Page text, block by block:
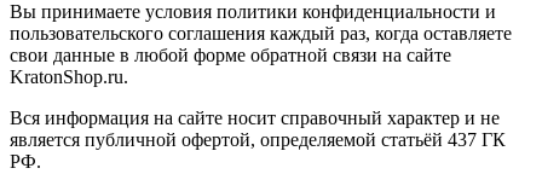
Вы принимаете условия политики конфиденциальности и
пользовательского соглашения каждый раз, когда оставляете
свои данные в любой форме обратной связи на сайте
KratonShop.ru.
Вся информация на сайте носит справочный характер и не
является публичной офертой, определяемой статьёй 437 ГК
РФ.